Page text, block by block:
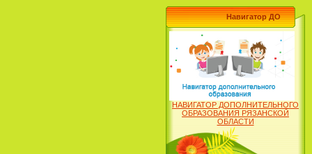
Навигатор ДО
НАВИГАТОР ДОПОЛНИТЕЛЬНОГО
ОБРАЗОВАНИЯ РЯЗАНСКОЙ
ОБЛАСТИ